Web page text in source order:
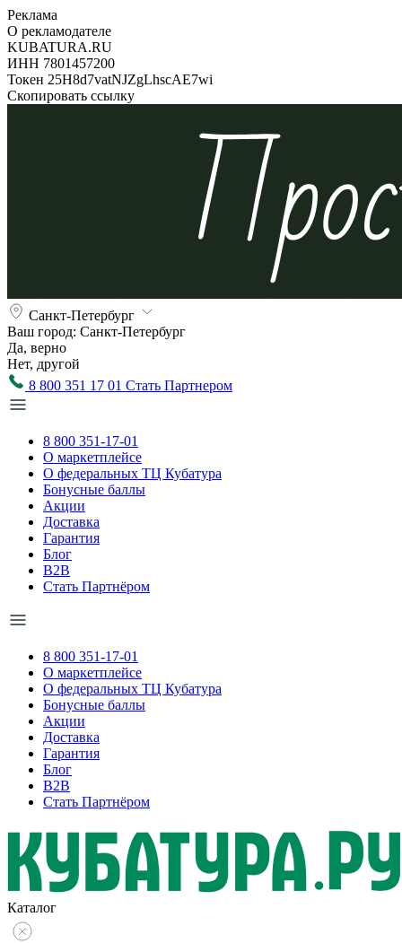
Реклама
О рекламодателе
KUBATURA.RU
ИНН 7801457200
Токен 25H8d7vatNJZgLhscAE7wi
Скопировать ссылку
Санкт-Петербург
Ваш город: Санкт-Петербург
Да, верно
Нет, другой
8 800 351 17 01 Стать Партнером
8 800 351-17-01
О маркетплейсе
О федеральных ТЦ Кубатура
Бонусные баллы
Акции
Доставка
Гарантия
Блог
B2B
Стать Партнёром
8 800 351-17-01
О маркетплейсе
О федеральных ТЦ Кубатура
Бонусные баллы
Акции
Доставка
Гарантия
Блог
B2B
Стать Партнёром
Каталог